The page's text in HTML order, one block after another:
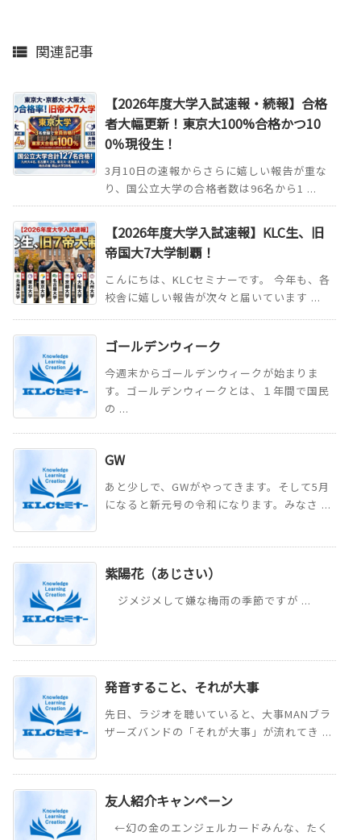
 関連記事
【2026年度大学入試速報・続報】合格
者大幅更新！東京大100%合格かつ10
0％現役生！
3月10日の速報からさらに嬉しい報告が重な
り、国公立大学の合格者数は96名から1 ...
【2026年度大学入試速報】KLC生、旧
帝国大7大学制覇！
こんにちは、KLCセミナーです。 今年も、各
校舎に嬉しい報告が次々と届いています ...
ゴールデンウィーク
今週末からゴールデンウィークが始まりま
す。ゴールデンウィークとは、１年間で国民
の ...
GW
あと少しで、GWがやってきます。そして5月
になると新元号の令和になります。みなさ ...
紫陽花（あじさい）
ジメジメして嫌な梅雨の季節ですが ...
発音すること、それが大事
先日、ラジオを聴いていると、大事MANブラ
ザーズバンドの「それが大事」が流れてき ...
友人紹介キャンペーン
←幻の金のエンジェルカードみんな、たく